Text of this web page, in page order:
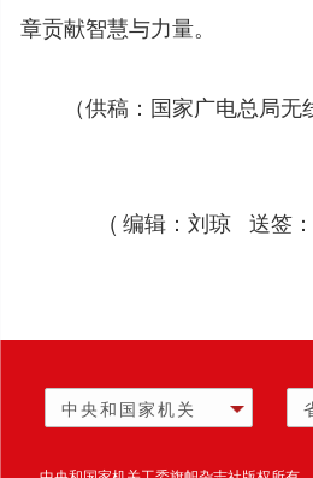
章贡献智慧与力量。
（供稿：国家广电总局无
( 编辑：刘琼 送签
中央和国家机关